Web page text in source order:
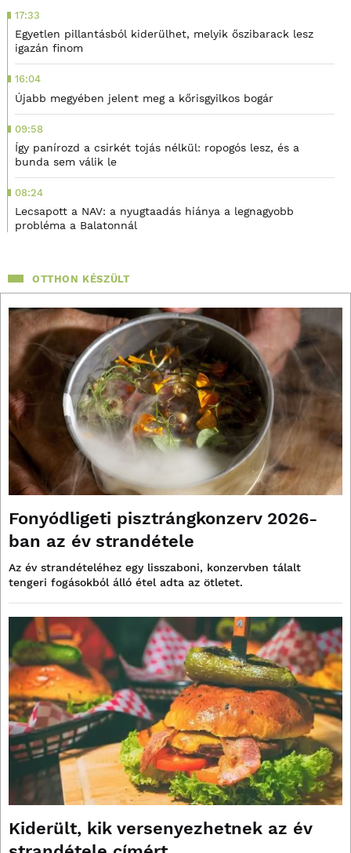
17:33
Egyetlen pillantásból kiderülhet, melyik őszibarack lesz
igazán finom
16:04
Újabb megyében jelent meg a kőrisgyilkos bogár
09:58
Így panírozd a csirkét tojás nélkül: ropogós lesz, és a
bunda sem válik le
08:24
Lecsapott a NAV: a nyugtaadás hiánya a legnagyobb
probléma a Balatonnál
OTTHON KÉSZÜLT
Fonyódligeti pisztrángkonzerv 2026-
ban az év strandétele
Az év strandételéhez egy lisszaboni, konzervben tálalt
tengeri fogásokból álló étel adta az ötletet.
Kiderült, kik versenyezhetnek az év